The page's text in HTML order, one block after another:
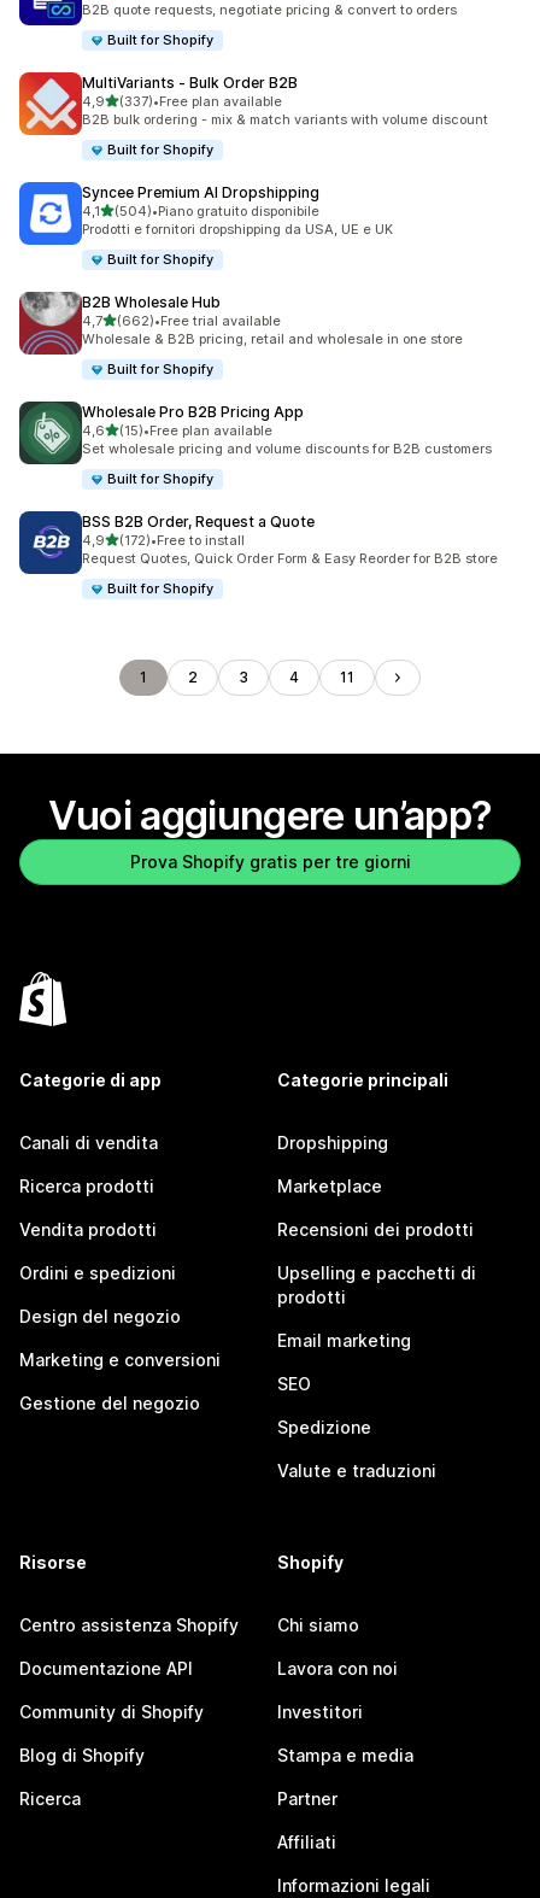
B2B quote requests, negotiate pricing & convert to orders
Built for Shopify
MultiVariants ‑ Bulk Order B2B
4,9stelle su 5
(337)
337 recensioni totali
•Free plan available
B2B bulk ordering - mix & match variants with volume discount
Built for Shopify
Syncee Premium AI Dropshipping
4,1stelle su 5
(504)
504 recensioni totali
•Piano gratuito disponibile
Prodotti e fornitori dropshipping da USA, UE e UK
Built for Shopify
B2B Wholesale Hub
4,7stelle su 5
(662)
662 recensioni totali
•Free trial available
Wholesale & B2B pricing, retail and wholesale in one store
Built for Shopify
Wholesale Pro B2B Pricing App
4,6stelle su 5
(15)
15 recensioni totali
•Free plan available
Set wholesale pricing and volume discounts for B2B customers
Built for Shopify
BSS B2B Order, Request a Quote
4,9stelle su 5
(172)
172 recensioni totali
•Free to install
Request Quotes, Quick Order Form & Easy Reorder for B2B store
Built for Shopify
1 2 3 4 11
Vuoi aggiungere un’app?
Prova Shopify gratis per tre giorni
Categorie di app
Canali di vendita
Ricerca prodotti
Vendita prodotti
Ordini e spedizioni
Design del negozio
Marketing e conversioni
Gestione del negozio
Categorie principali
Dropshipping
Marketplace
Recensioni dei prodotti
Upselling e pacchetti di
prodotti
Email marketing
SEO
Spedizione
Valute e traduzioni
Risorse
Centro assistenza Shopify
Documentazione API
Community di Shopify
Blog di Shopify
Ricerca
Shopify
Chi siamo
Lavora con noi
Investitori
Stampa e media
Partner
Affiliati
Informazioni legali